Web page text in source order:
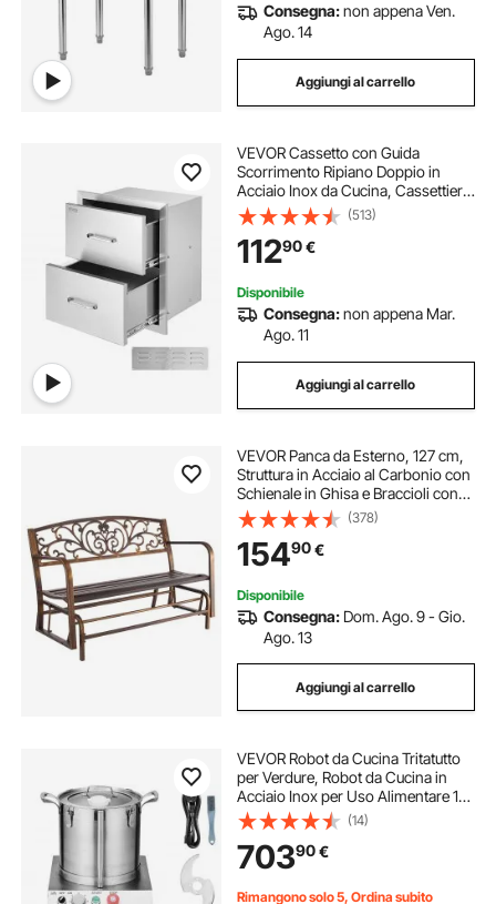
Consegna:non appena Ven.
Ago. 14
Aggiungi al carrello
VEVOR Cassetto con Guida
Scorrimento Ripiano Doppio in
Acciaio Inox da Cucina, Cassettiera
per Isola di Cucina BBQ Cucina
Esterna Cassetto Doppio con Guide
Scorrimento in Acciaio Inox Altezza
52,4cm
(513)
11290€
Disponibile
Consegna:non appena Mar.
Ago. 11
Aggiungi al carrello
VEVOR Panca da Esterno, 127 cm,
Struttura in Acciaio al Carbonio con
Schienale in Ghisa e Braccioli con
Bordo Arrotondato, Panca da
Esterno Resistente alle Intemperie
per Patio, Giardino, Parco
(378)
15490€
Disponibile
Consegna: Dom. Ago. 9 - Gio.
Ago. 13
Aggiungi al carrello
VEVOR Robot da Cucina Tritatutto
per Verdure, Robot da Cucina in
Acciaio Inox per Uso Alimentare 15
Litri 2 Lame Extra Curve a S,
Tritatutto Multifunzionale da Cucina
per Alimenti Verdure, Frutta
(14)
70390€
Rimangono solo 5, Ordina subito